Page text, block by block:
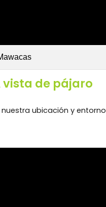
vista de pájaro
nuestra ubicación y entorno